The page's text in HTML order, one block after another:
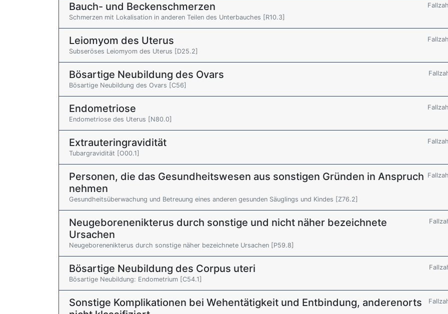
Bauch- und Beckenschmerzen
Schmerzen mit Lokalisation in anderen Teilen des Unterbauches [R10.3]
Leiomyom des Uterus
Subseröses Leiomyom des Uterus [D25.2]
Bösartige Neubildung des Ovars
Bösartige Neubildung des Ovars [C56]
Endometriose
Endometriose des Uterus [N80.0]
Extrauteringravidität
Tubargravidität [O00.1]
Personen, die das Gesundheitswesen aus sonstigen Gründen in Anspruch
nehmen
Gesundheitsüberwachung und Betreuung eines anderen gesunden Säuglings und Kindes [Z76.2]
Neugeborenenikterus durch sonstige und nicht näher bezeichnete
Ursachen
Neugeborenenikterus durch sonstige näher bezeichnete Ursachen [P59.8]
Bösartige Neubildung des Corpus uteri
Bösartige Neubildung: Endometrium [C54.1]
Sonstige Komplikationen bei Wehentätigkeit und Entbindung, anderenorts